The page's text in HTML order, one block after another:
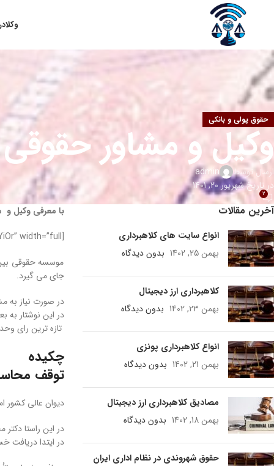
وکلا
حقوق پولی و بانکی
وکیل و مشاور
ارسال توسط
admin
در تاریخ شهریور 20, 1401
2
آخرین مقالات
انواع سایت های کلاهبرداری
بهمن 25, 1402
بدون دیدگاه
کلاهبرداری ارز دیجیتال
بهمن 23, 1402
بدون دیدگاه
انواع کلاهبرداری پونزی
بهمن 21, 1402
بدون دیدگاه
مصادیق کلاهبرداری ارز دیجیتال
بهمن 18, 1402
بدون دیدگاه
حقوق شهروندی در نظام اداری ایران
با معرفی وکیل
[aparat id=”IYiOr” width=”full”]
موسسه حقوقی
جای می گیرد.
در صورت نیاز به
در این نوشتار به
تازه ترین رای
چکیده
توقف
دیوان عالی کشور
در این راستا
در ایتدا دریافت